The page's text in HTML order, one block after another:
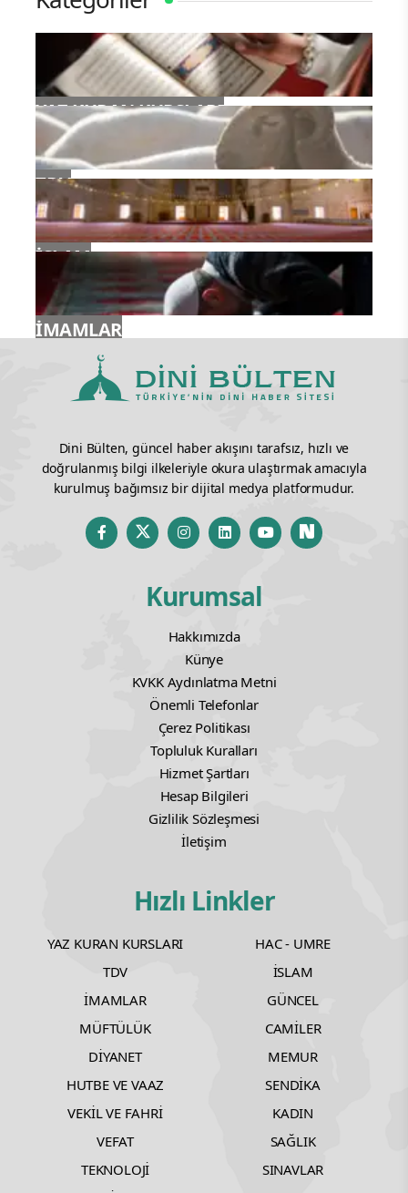
YAZ KURAN KURSLARI
TDV
İSLAM
İMAMLAR
Dini Bülten, güncel haber akışını tarafsız, hızlı ve
doğrulanmış bilgi ilkeleriyle okura ulaştırmak amacıyla
kurulmuş bağımsız bir dijital medya platformudur.
Kurumsal
Hakkımızda
Künye
KVKK Aydınlatma Metni
Önemli Telefonlar
Çerez Politikası
Topluluk Kuralları
Hizmet Şartları
Hesap Bilgileri
Gizlilik Sözleşmesi
İletişim
Hızlı Linkler
YAZ KURAN KURSLARI
HAC - UMRE
TDV
İSLAM
İMAMLAR
GÜNCEL
MÜFTÜLÜK
CAMİLER
DİYANET
MEMUR
HUTBE VE VAAZ
SENDİKA
VEKİL VE FAHRİ
KADIN
VEFAT
SAĞLIK
TEKNOLOJİ
SINAVLAR